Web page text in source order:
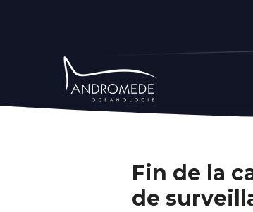
Fin de la
de